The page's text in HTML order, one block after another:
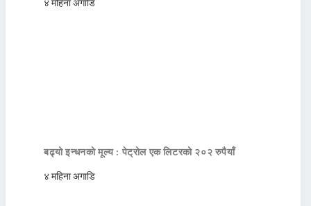
बढ्यो इन्धनको मूल्य : पेट्रोल एक लिटरको २०२ रुपैयाँ
४ महिना अगाडि